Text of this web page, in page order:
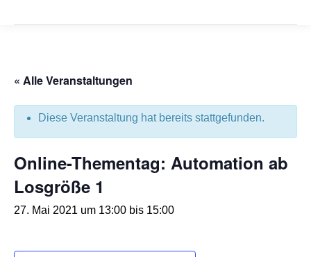
« Alle Veranstaltungen
Diese Veranstaltung hat bereits stattgefunden.
Online-Thementag: Automation ab
Losgröße 1
27. Mai 2021 um 13:00 bis 15:00